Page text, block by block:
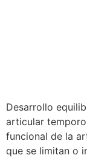
Desarrollo
articular
funcional de la
que se limitan o